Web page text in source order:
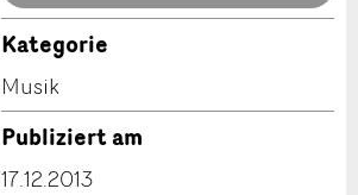
Kategorie
Musik
Publiziert am
17.12.2013